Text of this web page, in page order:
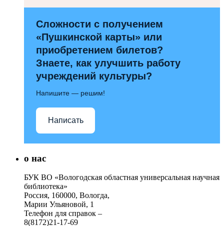
Сложности с получением
«Пушкинской карты» или
приобретением билетов?
Знаете, как улучшить работу
учреждений культуры?
Напишите — решим!
Написать
о нас
БУК ВО «Вологодская областная универсальная научная
библиотека»
Россия, 160000, Вологда,
Марии Ульяновой, 1
Телефон для справок –
8(8172)21-17-69